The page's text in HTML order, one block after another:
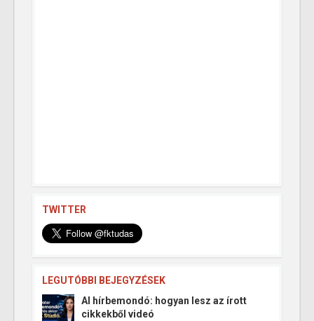
TWITTER
LEGUTÓBBI BEJEGYZÉSEK
AI hírbemondó: hogyan lesz az írott
cikkekből videó